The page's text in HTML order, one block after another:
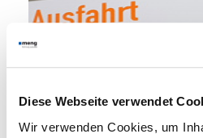
Diese Webseite verwendet
Wir verwenden Cookies, um
> Wegweiser deckenmontiert